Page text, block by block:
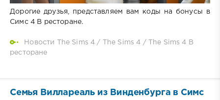
Дорогие друзья, представляем вам коды на бонусы в
Симс 4 В ресторане.
Новости The Sims 4 / The Sims 4 /
The Sims 4 В
ресторане
Семья Виллареаль из Винденбурга в Симс